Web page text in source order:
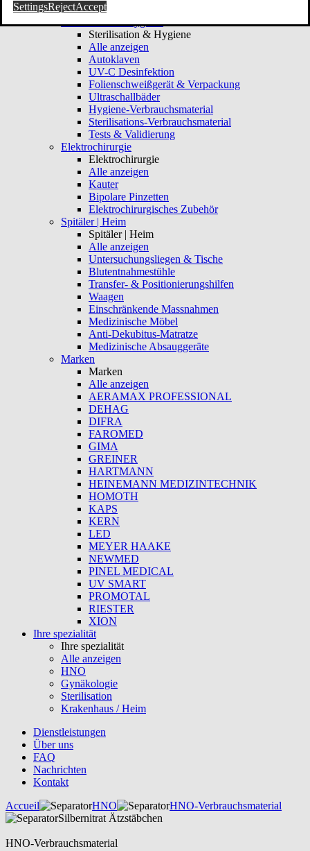
Gynäkologie-Verbrauchsmaterial
Sterilisation & Hygiene
Sterilisation & Hygiene
Alle anzeigen
Autoklaven
UV-C Desinfektion
Folienschweißgerät & Verpackung
Ultraschallbäder
Hygiene-Verbrauchsmaterial
Sterilisations-Verbrauchsmaterial
Tests & Validierung
Elektrochirurgie
Elektrochirurgie
Alle anzeigen
Kauter
Bipolare Pinzetten
Elektrochirurgisches Zubehör
Spitäler | Heim
Spitäler | Heim
Alle anzeigen
Untersuchungsliegen & Tische
Blutentnahmestühle
Transfer- & Positionierungshilfen
Waagen
Einschränkende Massnahmen
Medizinische Möbel
Anti-Dekubitus-Matratze
Medizinische Absauggeräte
Marken
Marken
Alle anzeigen
AERAMAX PROFESSIONAL
DEHAG
DIFRA
FAROMED
GIMA
GREINER
HARTMANN
HEINEMANN MEDIZINTECHNIK
HOMOTH
KAPS
KERN
LED
MEYER HAAKE
NEWMED
PINEL MEDICAL
UV SMART
PROMOTAL
RIESTER
XION
Ihre spezialität
Ihre spezialität
Alle anzeigen
HNO
Gynäkologie
Sterilisation
Krakenhaus / Heim
Dienstleistungen
Über uns
FAQ
Nachrichten
Kontakt
Accueil
HNO
HNO-Verbrauchsmaterial
Silbernitrat Ätzstäbchen
HNO-Verbrauchsmaterial
SettingsRejectAccept